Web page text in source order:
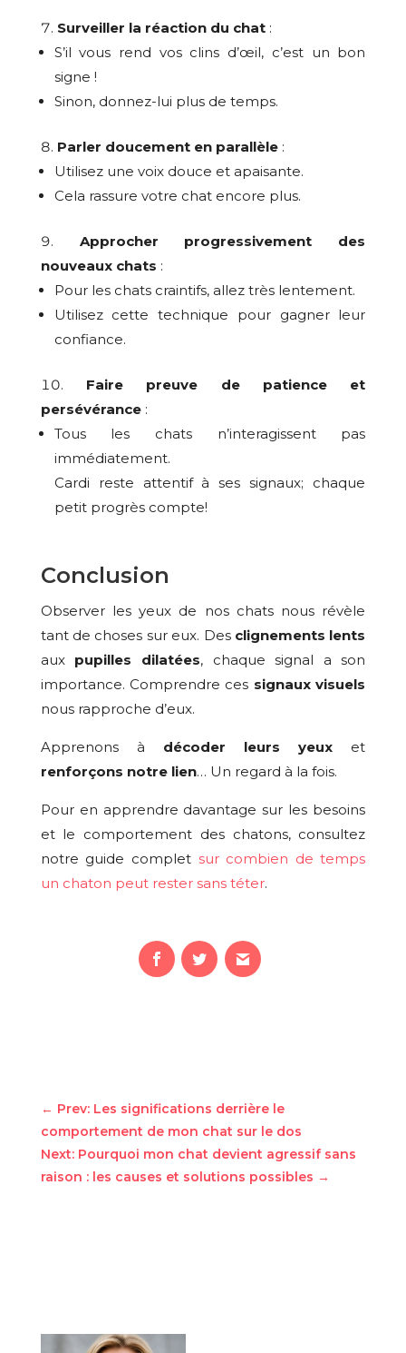
Surveiller la réaction du chat:
S’il vous rend vos clins d’œil, c’est un bon
signe !
Sinon, donnez-lui plus de temps.
Parler doucement en parallèle:
Utilisez une voix douce et apaisante.
Cela rassure votre chat encore plus.
Approcher progressivement des
nouveaux chats :
Pour les chats craintifs, allez très lentement.
Utilisez cette technique pour gagner leur
confiance.
Faire preuve de patience et
persévérance:
Tous les chats n’interagissent pas
immédiatement.
Cardi reste attentif à ses signaux; chaque
petit progrès compte!
Conclusion
Observer les yeux de nos chats nous révèle
tant de choses sur eux. Des clignements lents
aux pupilles dilatées, chaque signal a son
importance. Comprendre ces signaux visuels
nous rapproche d’eux.
Apprenons à décoder leurs yeux et
renforçons notre lien… Un regard à la fois.
Pour en apprendre davantage sur les besoins
et le comportement des chatons, consultez
notre guide complet sur combien de temps
un chaton peut rester sans téter.
← Prev: Les significations derrière le
comportement de mon chat sur le dos
Next: Pourquoi mon chat devient agressif sans
raison : les causes et solutions possibles →